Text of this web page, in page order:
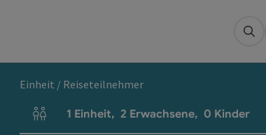
Einheit / Reiseteilnehmer
Einheitenanzahl und Personenfelder
1 Einheit, 2 Erwachsene, 0 Kinder